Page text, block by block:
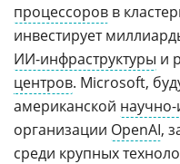
процессоров в
инвестирует
ИИ-инфраструктуры и
центров. Microsoft,
американской научно-
организации OpenAI,
среди крупных